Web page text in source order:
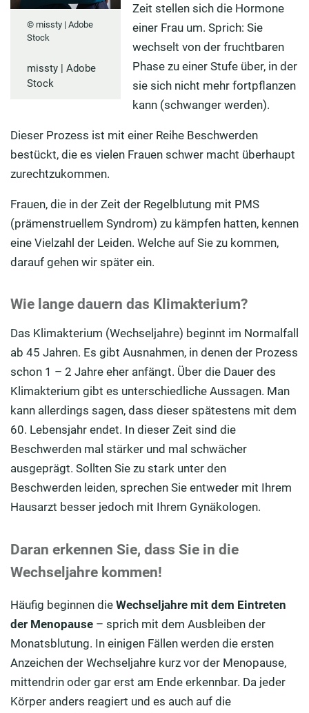
© missty | Adobe
Stock
missty | Adobe
Stock
Zeit stellen sich die Hormone
einer Frau um. Sprich: Sie
wechselt von der fruchtbaren
Phase zu einer Stufe über, in der
sie sich nicht mehr fortpflanzen
kann (schwanger werden).
Dieser Prozess ist mit einer Reihe Beschwerden
bestückt, die es vielen Frauen schwer macht überhaupt
zurechtzukommen.
Frauen, die in der Zeit der Regelblutung mit PMS
(prämenstruellem Syndrom) zu kämpfen hatten, kennen
eine Vielzahl der Leiden. Welche auf Sie zu kommen,
darauf gehen wir später ein.
Wie lange dauern das Klimakterium?
Das Klimakterium (Wechseljahre) beginnt im Normalfall
ab 45 Jahren. Es gibt Ausnahmen, in denen der Prozess
schon 1 – 2 Jahre eher anfängt. Über die Dauer des
Klimakterium gibt es unterschiedliche Aussagen. Man
kann allerdings sagen, dass dieser spätestens mit dem
60. Lebensjahr endet. In dieser Zeit sind die
Beschwerden mal stärker und mal schwächer
ausgeprägt. Sollten Sie zu stark unter den
Beschwerden leiden, sprechen Sie entweder mit Ihrem
Hausarzt besser jedoch mit Ihrem Gynäkologen.
Daran erkennen Sie, dass Sie in die
Wechseljahre kommen!
Häufig beginnen die Wechseljahre mit dem Eintreten
der Menopause – sprich mit dem Ausbleiben der
Monatsblutung. In einigen Fällen werden die ersten
Anzeichen der Wechseljahre kurz vor der Menopause,
mittendrin oder gar erst am Ende erkennbar. Da jeder
Körper anders reagiert und es auch auf die